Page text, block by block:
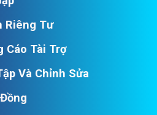
Riêng Tư
Cáo Tài Trợ
Và Chỉnh Sửa